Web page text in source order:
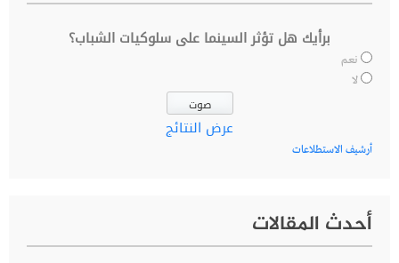
برأيك هل تؤثر السينما على سلوكيات الشباب؟
نعم
لا
عرض النتائج
أرشيف الاستطلاعات
أحدث المقالات